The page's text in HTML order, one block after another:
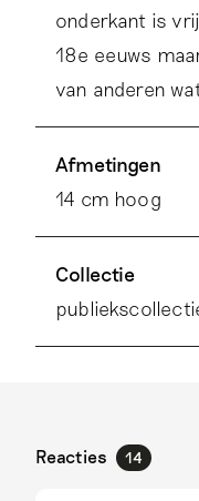
onderkant is
18e eeuws
van anderen
Afmetingen
14 cm hoog
Collectie
Reacties 14